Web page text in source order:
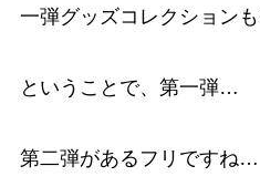
一弾グッズコレクション
ということで、第一弾…
第二弾があるフリですね…